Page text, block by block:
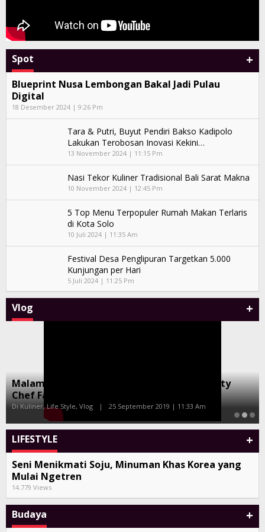
Spot +
Blueprint Nusa Lembongan Bakal Jadi Pulau
Digital
18 Desember 2024 | 9:26 Pm
Tara & Putri, Buyut Pendiri Bakso Kadipolo
Lakukan Terobosan Inovasi Kekini…
13 November 2024 | 11:15 Pm
Nasi Tekor Kuliner Tradisional Bali Sarat Makna
10 November 2024 | 12:45 Pm
5 Top Menu Terpopuler Rumah Makan Terlaris
di Kota Solo
10 Juli 2024 | 11:35 Am
Festival Desa Penglipuran Targetkan 5.000
Kunjungan per Hari
5 Juli 2024 | 11:25 Pm
Vlog +
Malam Amal Hatten Wines Bersama Celebrity
Chef Farah Quinn dan Marinka
Di Kuliner, Life Style, Vlog | 25 September 2019 | 11:33 Am
LIFESTYLE +
Seni Menikmati Soju, Minuman Khas Korea yang
Mulai Ngetren
14.779 Views
Budaya +